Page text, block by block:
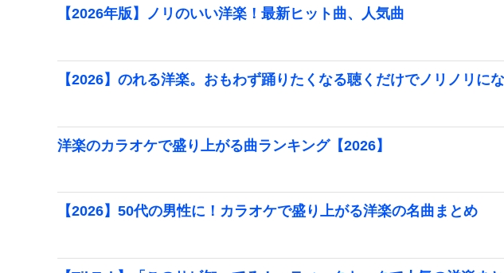
【2026年版】ノリのいい洋楽！最新ヒット曲、人気曲
【2026】のれる洋楽。おもわず踊りたくなる聴くだけでノリノリに
洋楽のカラオケで盛り上がる曲ランキング【2026】
【2026】50代の男性に！カラオケで盛り上がる洋楽の名曲まとめ